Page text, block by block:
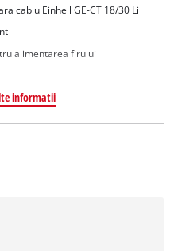
cablu Einhell GE-CT 18/30 Li
alimentarea firului
informatii